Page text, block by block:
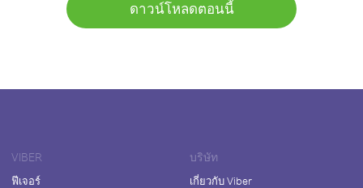
ดาวน์โหลดตอนนี้
VIBER
ฟีเจอร์
บริษัท
เกี่ยวกับ Viber